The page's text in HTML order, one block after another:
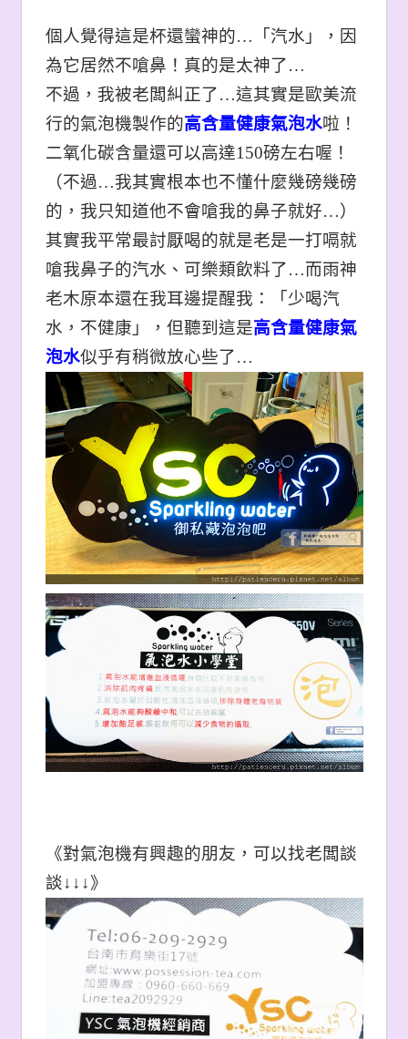
個人覺得這是杯還蠻神的…「汽水」，因
為它居然不嗆鼻！真的是太神了…
不過，我被老闆糾正了…這其實是歐美流
行的氣泡機製作的高含量健康氣泡水啦！
二氧化碳含量還可以高達150磅左右喔！
（不過…我其實根本也不懂什麼幾磅幾磅
的，我只知道他不會嗆我的鼻子就好…）
其實我平常最討厭喝的就是老是一打嗝就
嗆我鼻子的汽水、可樂類飲料了…而雨神
老木原本還在我耳邊提醒我：「少喝汽
水，不健康」，但聽到這是高含量健康氣
泡水似乎有稍微放心些了…
《對氣泡機有興趣的朋友，可以找老闆談
談↓↓↓》